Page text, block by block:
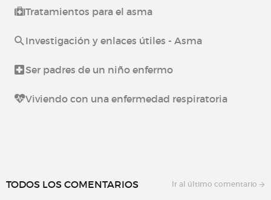
Tratamientos para el asma
Investigación y enlaces útiles - Asma
Ser padres de un niño enfermo
Viviendo con una enfermedad respiratoria
TODOS LOS COMENTARIOS Ir al último comentario